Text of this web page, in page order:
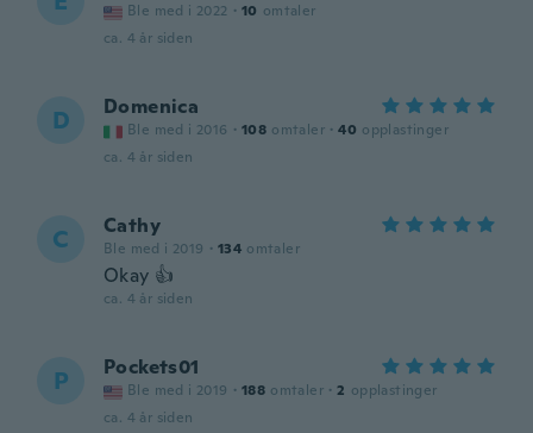
Ble med i 2022 · 10 omtaler
ca. 4 år siden
D Domenica
Ble med i 2016 · 108 omtaler · 40 opplastinger
ca. 4 år siden
C Cathy
Ble med i 2019 · 134 omtaler
Okay 👍
ca. 4 år siden
P Pockets01
Ble med i 2019 · 188 omtaler · 2 opplastinger
ca. 4 år siden